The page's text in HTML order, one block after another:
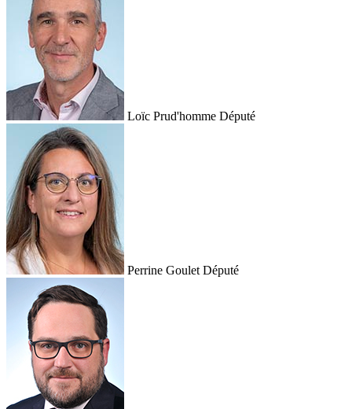
Loïc Prud'homme Député
Perrine Goulet Député